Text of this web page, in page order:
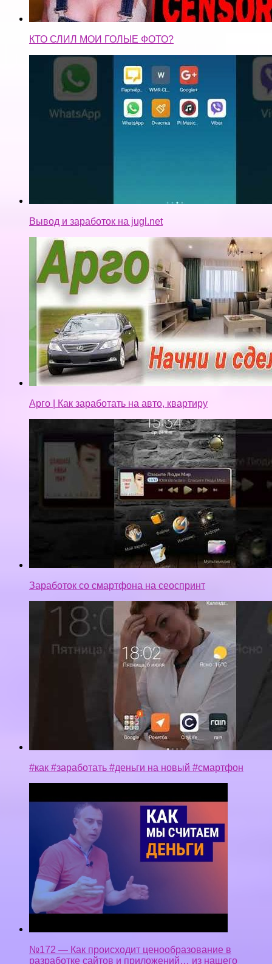
КТО СЛИЛ МОИ ГОЛЫЕ ФОТО?
Вывод и заработок на jugl.net
Арго | Как заработать на авто, квартиру
Заработок со смартфона на сеоспринт
#как #заработать #деньги на новый #смартфон
№172 — Как происходит ценообразование в
разработке сайтов и приложений… из нашего